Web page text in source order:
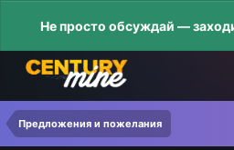
Не просто обсуждай —
Предложения и пожелания